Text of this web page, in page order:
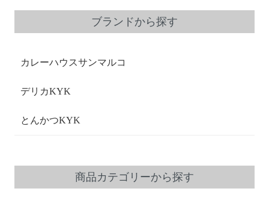
ブランドから探す
カレーハウスサンマルコ
デリカKYK
とんかつKYK
商品カテゴリーから探す